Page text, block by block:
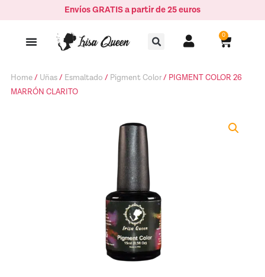
al
Envíos GRATIS a partir de 25 euros
Buscar 0
Carrito
Home/ Uñas/ Esmaltado / Pigment Color/ PIGMENT COLOR 26
MARRÓN CLARITO
quantity